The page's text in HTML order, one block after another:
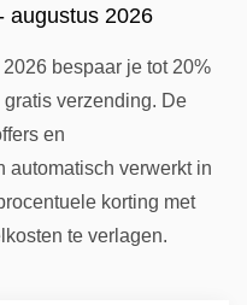
augustus 2026
bespaar je tot 20%
verzending. De
en
automatisch verwerkt in
korting met
te verlagen.